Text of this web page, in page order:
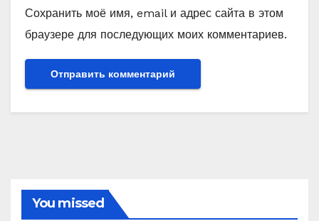
Сохранить моё имя, email и адрес сайта в этом
браузере для последующих моих комментариев.
You missed